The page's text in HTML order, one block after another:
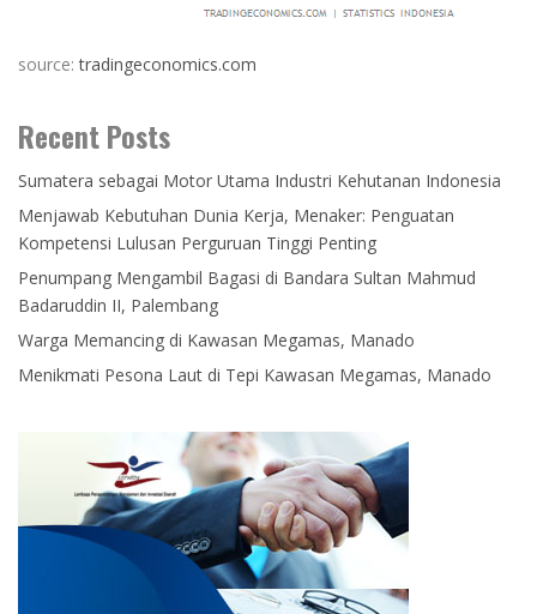
source:tradingeconomics.com
Recent Posts
Sumatera sebagai Motor Utama Industri Kehutanan Indonesia
Menjawab Kebutuhan Dunia Kerja, Menaker: Penguatan
Kompetensi Lulusan Perguruan Tinggi Penting
Penumpang Mengambil Bagasi di Bandara Sultan Mahmud
Badaruddin II, Palembang
Warga Memancing di Kawasan Megamas, Manado
Menikmati Pesona Laut di Tepi Kawasan Megamas, Manado